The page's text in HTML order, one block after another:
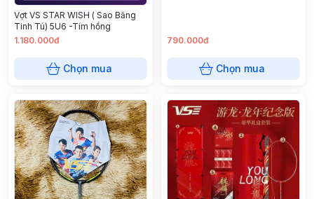
Vợt VS STAR WISH ( Sao Băng
Tinh Tú) 5U6 -Tím hồng
1.180.000đ
Chọn mua
790.000đ
Chọn mua